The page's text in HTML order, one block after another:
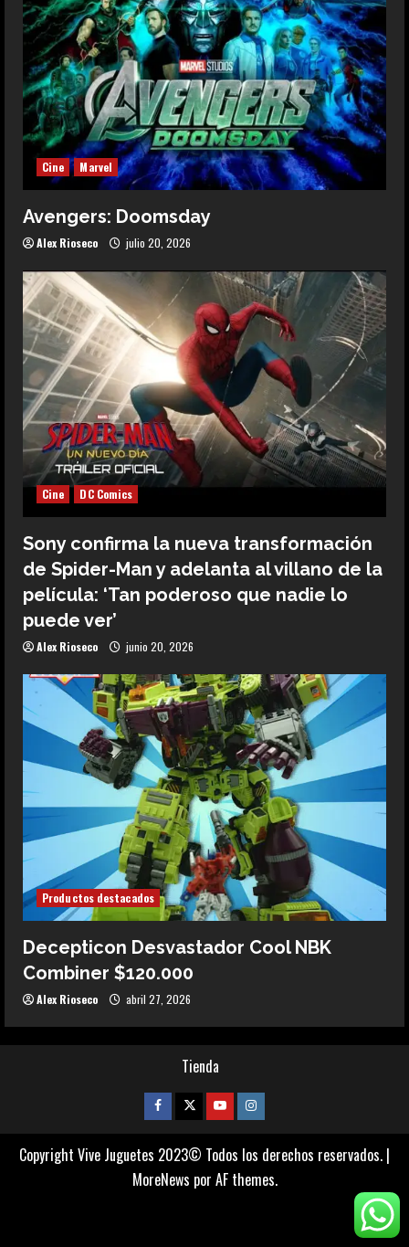
Cine Marvel
Avengers: Doomsday
Alex Rioseco julio 20, 2026
Cine DC Comics
Sony confirma la nueva transformación
de Spider-Man y adelanta al villano de la
película: ‘Tan poderoso que nadie lo
puede ver’
Alex Rioseco junio 20, 2026
Productos destacados
Decepticon Desvastador Cool NBK
Combiner $120.000
Alex Rioseco abril 27, 2026
Tienda
Facebook
TwitterYoutubeInstagram
Copyright Vive Juguetes 2023© Todos los derechos reservados. |
MoreNews por AF themes.